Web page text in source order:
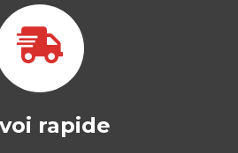
rapide